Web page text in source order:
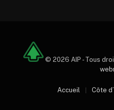
© 2026 AIP - Tous
Accueil Côte